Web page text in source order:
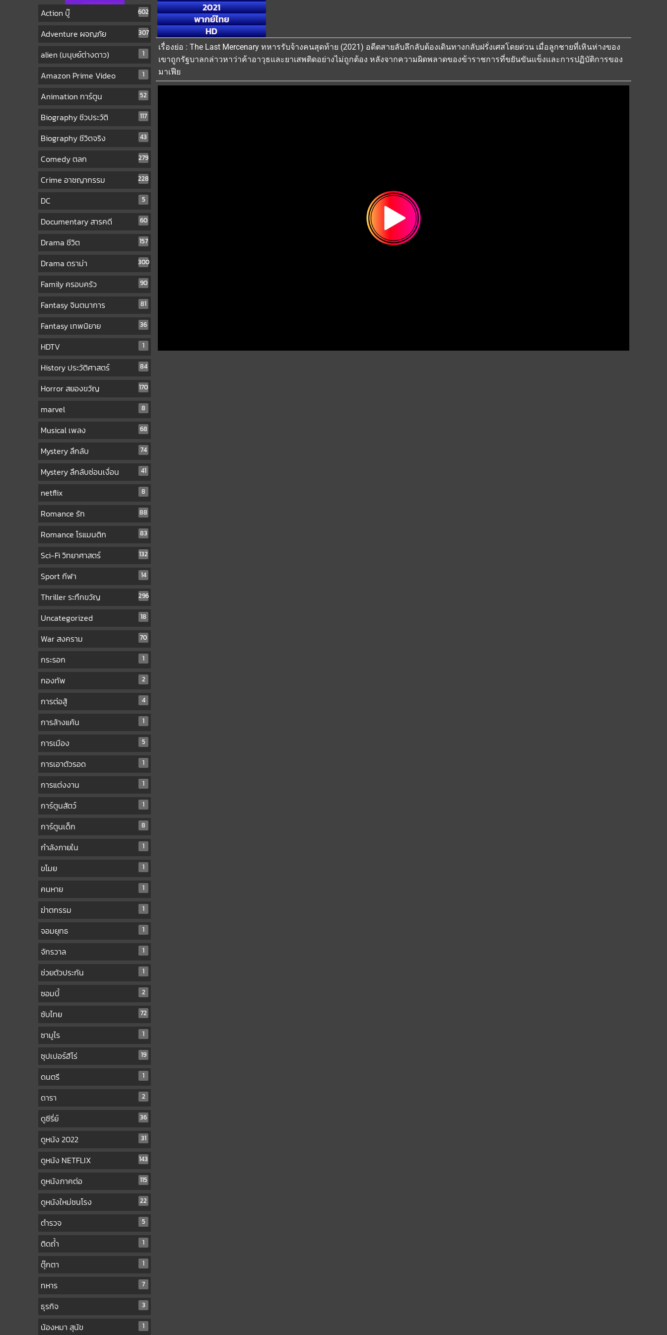
Action บู๊ 602
Adventure ผจญภัย 307
alien (มนุษย์ต่างดาว) 1
Amazon Prime Video 1
Animation การ์ตูน 52
Biography ชีวประวัติ 117
Biography ชีวิตจริง 43
Comedy ตลก 279
Crime อาชญากรรม 228
DC 5
Documentary สารคดี 60
Drama ชีวิต 157
Drama ดราม่า 300
Family ครอบครัว 90
Fantasy จินตนาการ 81
Fantasy เทพนิยาย 36
HDTV 1
History ประวัติศาสตร์ 84
Horror สยองขวัญ 170
marvel 8
Musical เพลง 68
Mystery ลึกลับ 74
Mystery ลึกลับซ่อนเงื่อน 41
netflix 8
Romance รัก 88
Romance โรแมนติก 83
Sci-Fi วิทยาศาสตร์ 132
Sport กีฬา 14
Thriller ระทึกขวัญ 296
Uncategorized 18
War สงคราม 70
กระรอก 1
กองทัพ 2
การต่อสู้ 4
การล้างแค้น 1
การเมือง 5
การเอาตัวรอด 1
การแต่งงาน 1
การ์ตูนสัตว์ 1
การ์ตูนเด็ก 8
กำลังภายใน 1
ขโมย 1
คนหาย 1
ฆ่าตกรรม 1
จอมยุทธ 1
จักรวาล 1
ช่วยตัวประกัน 1
ซอมบี้ 2
ซับไทย 72
ซามูไร 1
ซุปเปอร์ฮีโร่ 19
ดนตรี 1
ดารา 2
ดูซีรี่ย์ 36
ดูหนัง 2022 31
ดูหนัง NETFLIX 143
ดูหนังภาคต่อ 115
ดูหนังใหม่ชนโรง 22
ตำรวจ 5
ติดถ้ำ 1
ตุ๊กตา 1
ทหาร 7
ธุรกิจ 3
น้องหมา สุนัข 1
2021
พากย์ไทย
HD
เรื่องย่อ : The Last Mercenary ทหารรับจ้างคนสุดท้าย (2021) อดีตสายลับลึกลับต้องเดินทางกลับฝรั่งเศสโดยด่วน เมื่อลูกชายที่เหินห่างของ
เขาถูกรัฐบาลกล่าวหาว่าค้าอาวุธและยาเสพติดอย่างไม่ถูกต้อง หลังจากความผิดพลาดของข้าราชการที่ขยันขันแข็งและการปฏิบัติการของ
มาเฟีย